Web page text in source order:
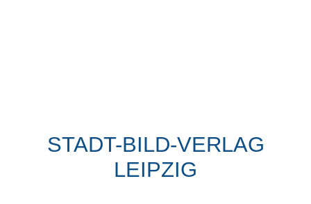
STADT-BILD-VERLAG
LEIPZIG